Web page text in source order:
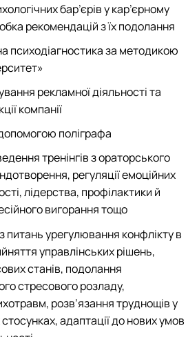
бар’єрів у кар’єрному
рекомендацій з їх подолання
психодіагностика за методикою
рекламної діяльності та
компанії
поліграфа
тренінгів з ораторського
регуляції емоційних
лідерства, профілактики й
вигорання тощо
питань урегулювання конфлікту в
управлінських рішень,
станів, подолання
стресового розладу,
розв’язання труднощів у
адаптації до нових умов